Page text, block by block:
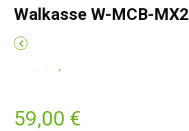
Walkasse W-MCB-MX2

59,00 €